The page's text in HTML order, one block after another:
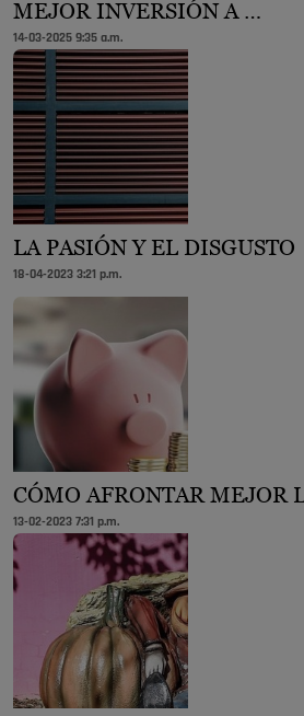
MEJOR INVERSIÓN A …
14-03-2025 9:35 a.m.
LA PASIÓN Y EL DISGUSTO
18-04-2023 3:21 p.m.
CÓMO AFRONTAR MEJOR
13-02-2023 7:31 p.m.